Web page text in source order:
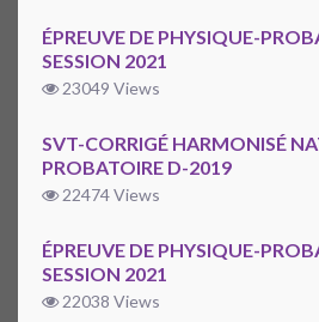
ÉPREUVE DE PHYSIQUE-
SESSION 2021
23049 Views
SVT-CORRIGÉ HARMONISÉ
PROBATOIRE D-2019
22474 Views
ÉPREUVE DE PHYSIQUE-
SESSION 2021
22038 Views